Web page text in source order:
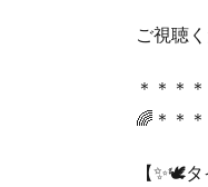
ご視聴
＊＊＊
🌈＊＊
【✨🕊️